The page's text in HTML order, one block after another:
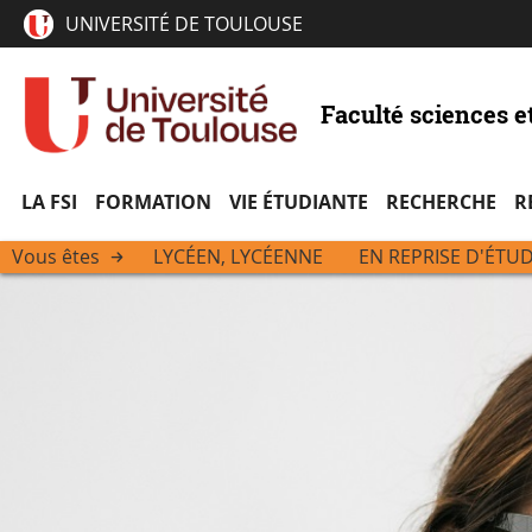
UNIVERSITÉ DE TOULOUSE
Faculté sciences
LA FSI FORMATION VIE ÉTUDIANTE RECHERCHE
Vous êtes LYCÉEN, LYCÉENNE EN REPRISE